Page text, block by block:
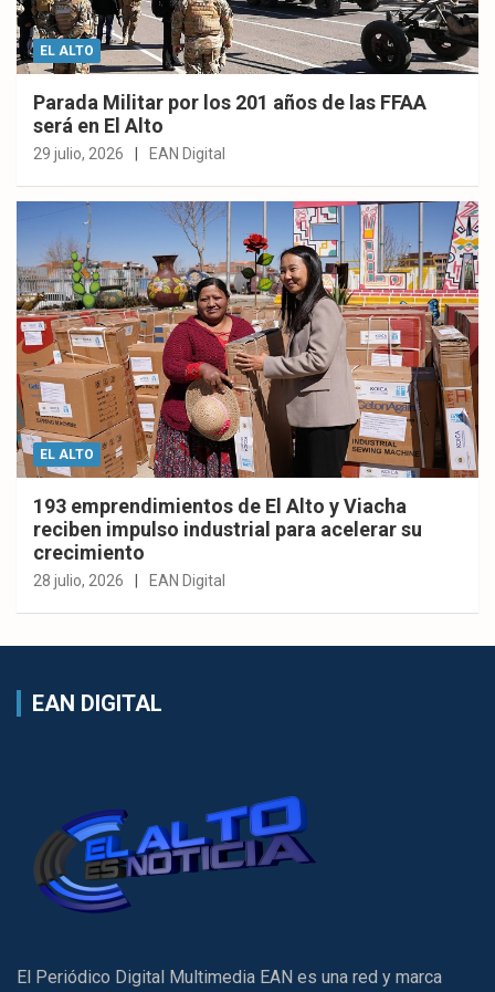
EL ALTO
Parada Militar por los 201 años de las FFAA
será en El Alto
29 julio, 2026 EAN Digital
EL ALTO
193 emprendimientos de El Alto y Viacha
reciben impulso industrial para acelerar su
crecimiento
28 julio, 2026 EAN Digital
EAN DIGITAL
El Periódico Digital Multimedia EAN es una red y marca